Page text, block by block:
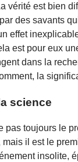
vérité est bien
des savants
effet
est pour eux
dans la
la
science
pas toujours le
il est le
insolite,